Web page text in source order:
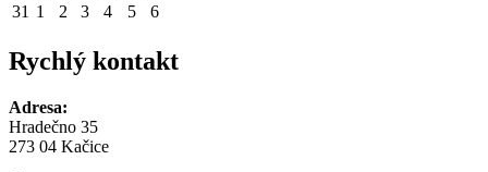
31 1 2 3 4 5 6
Rychlý kontakt
Adresa:
Hradečno 35
273 04 Kačice